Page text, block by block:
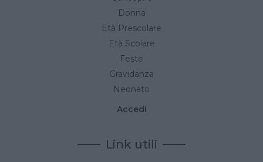
Donna
Età Prescolare
Età Scolare
Feste
Gravidanza
Neonato
Accedi
Link utili